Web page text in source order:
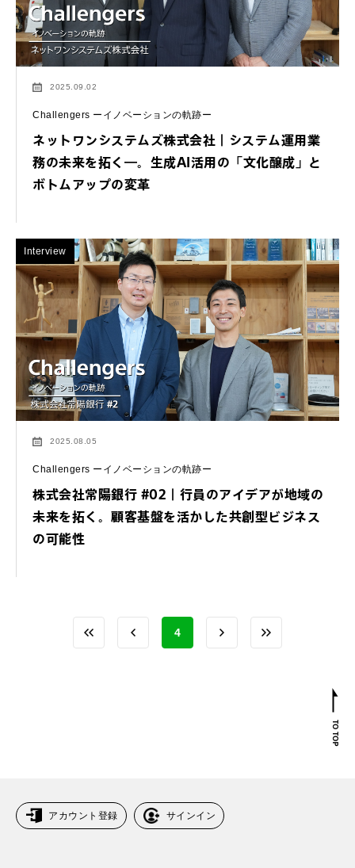
2025.09.02
Challengers ーイノベーションの軌跡ー
ネットワンシステムズ株式会社｜システム運用業
務の未来を拓く―。生成AI活用の「文化醸成」と
ボトムアップの変革
Interview
2025.08.05
Challengers ーイノベーションの軌跡ー
株式会社常陽銀行 #02｜行員のアイデアが地域の
未来を拓く。顧客基盤を活かした共創型ビジネス
の可能性
4
アカウント登録 サインイン